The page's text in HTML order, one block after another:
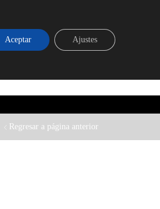
Regresar a página anterior
Aceptar Ajustes